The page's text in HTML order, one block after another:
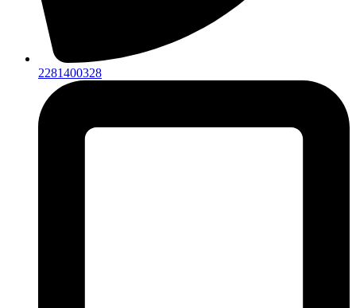
2281400328